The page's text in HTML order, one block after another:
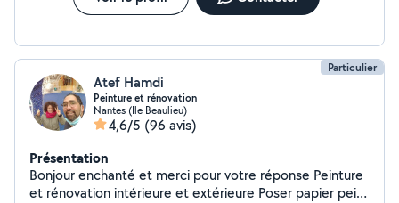
Particulier
Atef Hamdi
Peinture et rénovation
Nantes (Ile Beaulieu)
4,6/5 (96 avis)
Présentation
Bonjour enchanté et merci pour votre réponse Peinture
et rénovation intérieure et extérieure Poser papier peint